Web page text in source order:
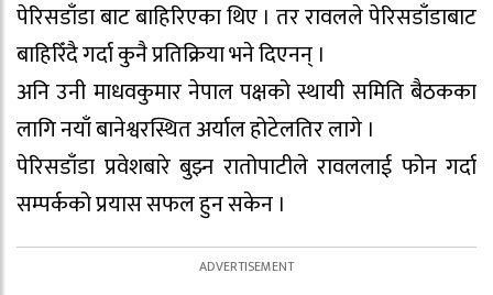
पेरिसडाँडा बाट बाहिरिएका थिए । तर रावलले पेरिसडाँडाबाट
बाहिरिँदै गर्दा कुनै प्रतिक्रिया भने दिएनन् ।
अनि उनी माधवकुमार नेपाल पक्षको स्थायी समिति बैठकका
लागि नयाँ बानेश्वरस्थित अर्याल होटेलतिर लागे ।
पेरिसडाँडा प्रवेशबारे बुझ्न रातोपाटीले रावललाई फोन गर्दा
सम्पर्कको प्रयास सफल हुन सकेन ।